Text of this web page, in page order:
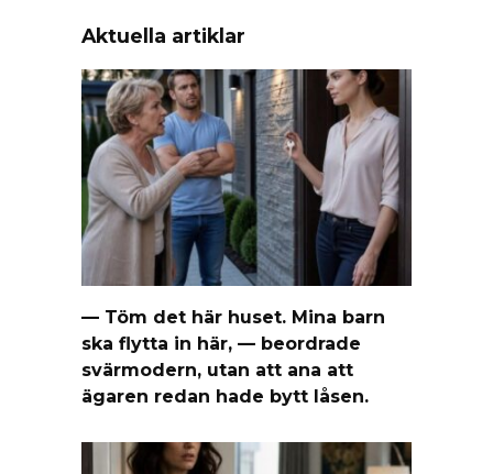
Aktuella artiklar
— Töm det här huset. Mina barn
ska flytta in här, — beordrade
svärmodern, utan att ana att
ägaren redan hade bytt låsen.